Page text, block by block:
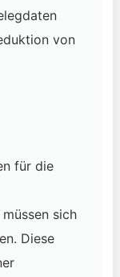
von
für die
sich
Diese